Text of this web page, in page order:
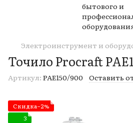
Электроинструмент и
Точило Procraft
Артикул: PAE150/900 Оставить
Скидка−2%
3